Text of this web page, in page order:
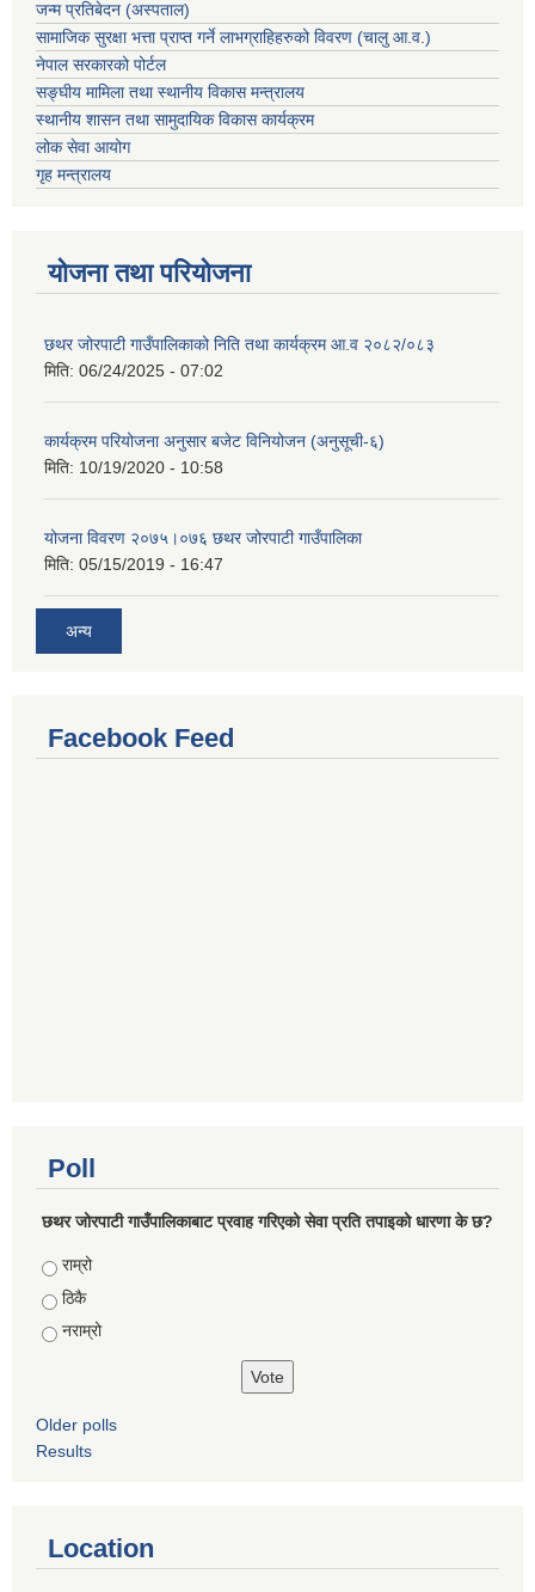
जन्म प्रतिबेदन (अस्पताल)
सामाजिक सुरक्षा भत्ता प्राप्त गर्ने लाभग्राहिहरुको विवरण (चालु आ.व.)
नेपाल सरकारको पोर्टल
सङ्घीय मामिला तथा स्थानीय विकास मन्त्रालय
स्थानीय शासन तथा सामुदायिक विकास कार्यक्रम
लोक सेवा आयोग
गृह मन्त्रालय
योजना तथा परियोजना
छथर जोरपाटी गाउँपालिकाको निति तथा कार्यक्रम आ.व २०८२/०८३
मिति: 06/24/2025 - 07:02
कार्यक्रम परियोजना अनुसार बजेट विनियोजन (अनुसूची-६)
मिति: 10/19/2020 - 10:58
योजना विवरण २०७५।०७६ छथर जोरपाटी गाउँपालिका
मिति: 05/15/2019 - 16:47
अन्य
Facebook Feed
Poll
छथर जोरपाटी गाउँपालिकाबाट प्रवाह गरिएको सेवा प्रति तपाइको धारणा के छ?
Choices
राम्रो
ठिकै
नराम्रो
Older polls
Results
Location